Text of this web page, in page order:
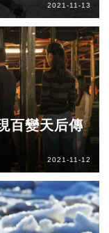
2021-11-13
百變天后傳
2021-11-12